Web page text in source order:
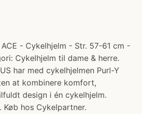
- Cykelhjelm - Str. 57-61 cm -
Cykelhjelm til dame & herre.
har med cykelhjelmen Purl-Y
at kombinere komfort,
design i én cykelhjelm.
Køb hos Cykelpartner.